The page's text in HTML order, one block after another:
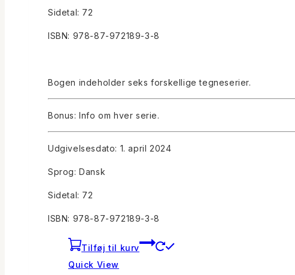
Sidetal: 72
ISBN: 978-87-972189-3-8
Bogen indeholder seks forskellige tegneserier.
Bonus: Info om hver serie.
Udgivelsesdato: 1. april 2024
Sprog: Dansk
Sidetal: 72
ISBN: 978-87-972189-3-8
Tilføj til kurv
Quick View